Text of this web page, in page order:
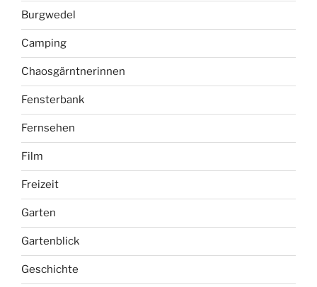
Burgwedel
Camping
Chaosgärntnerinnen
Fensterbank
Fernsehen
Film
Freizeit
Garten
Gartenblick
Geschichte